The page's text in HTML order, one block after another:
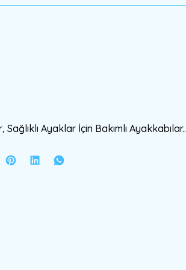
Ayaklar İçin Bakımlı Ayakkabılar..